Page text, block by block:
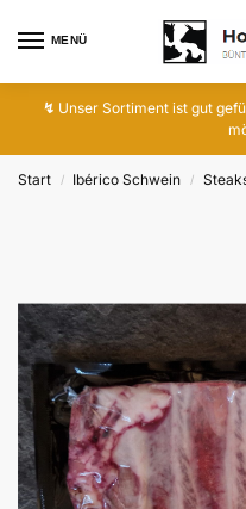
MENÜ
↯ Unser Sortiment ist gut
Start / Ibérico Schwein /